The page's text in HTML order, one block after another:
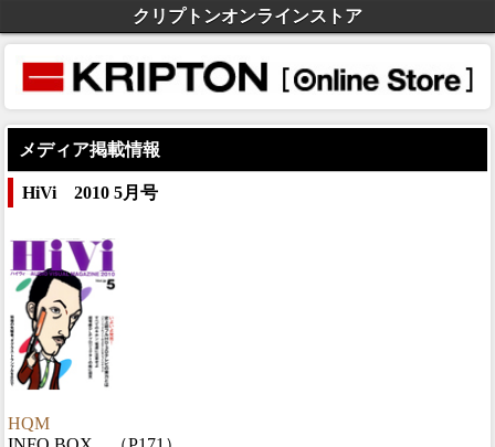
クリプトンオンラインストア
メディア掲載情報
HiVi 2010 5月号
HQM